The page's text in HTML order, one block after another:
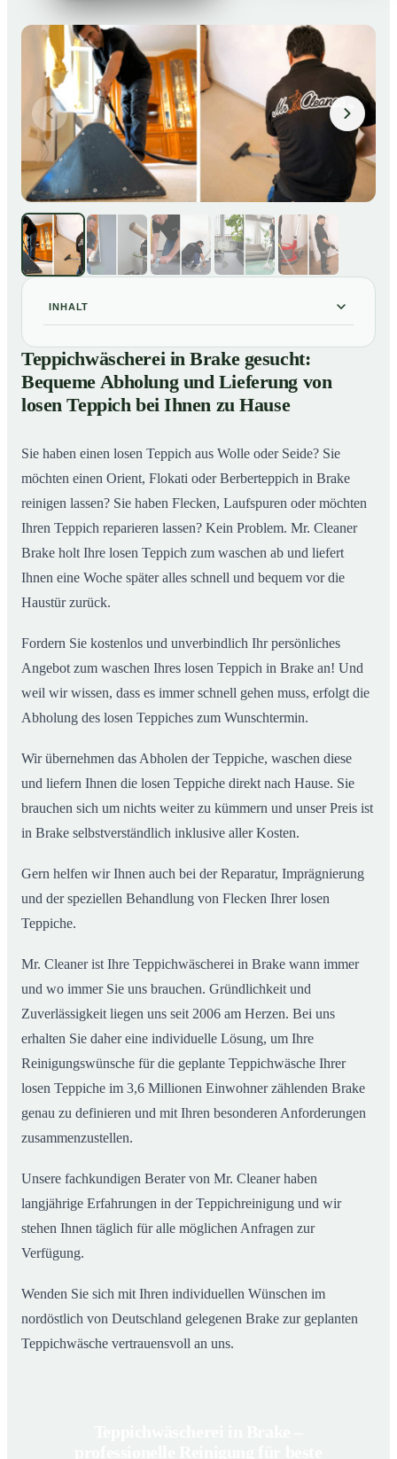
INHALT
01Teppichwäscherei in Brake gesucht: Bequeme
Abholung und Lieferung von losen Teppich bei Ihnen
zu Hause
02 Einblick in unsere Teppichwäscherei in Brake
Teppichwäscherei in Brake gesucht:
Bequeme Abholung und Lieferung von
losen Teppich bei Ihnen zu Hause
Sie haben einen losen Teppich aus Wolle oder Seide? Sie
möchten einen Orient, Flokati oder Berberteppich in Brake
reinigen lassen? Sie haben Flecken, Laufspuren oder möchten
Ihren Teppich reparieren lassen? Kein Problem. Mr. Cleaner
Brake holt Ihre losen Teppich zum waschen ab und liefert
Ihnen eine Woche später alles schnell und bequem vor die
Haustür zurück.
Fordern Sie kostenlos und unverbindlich Ihr persönliches
Angebot zum waschen Ihres losen Teppich in Brake an! Und
weil wir wissen, dass es immer schnell gehen muss, erfolgt die
Abholung des losen Teppiches zum Wunschtermin.
Wir übernehmen das Abholen der Teppiche, waschen diese
und liefern Ihnen die losen Teppiche direkt nach Hause. Sie
brauchen sich um nichts weiter zu kümmern und unser Preis ist
in Brake selbstverständlich inklusive aller Kosten.
Gern helfen wir Ihnen auch bei der Reparatur, Imprägnierung
und der speziellen Behandlung von Flecken Ihrer losen
Teppiche.
Mr. Cleaner ist Ihre Teppichwäscherei in Brake wann immer
und wo immer Sie uns brauchen. Gründlichkeit und
Zuverlässigkeit liegen uns seit 2006 am Herzen. Bei uns
erhalten Sie daher eine individuelle Lösung, um Ihre
Reinigungswünsche für die geplante Teppichwäsche Ihrer
losen Teppiche im 3,6 Millionen Einwohner zählenden Brake
genau zu definieren und mit Ihren besonderen Anforderungen
zusammenzustellen.
Unsere fachkundigen Berater von Mr. Cleaner haben
langjährige Erfahrungen in der Teppichreinigung und wir
stehen Ihnen täglich für alle möglichen Anfragen zur
Verfügung.
Wenden Sie sich mit Ihren individuellen Wünschen im
nordöstlich von Deutschland gelegenen Brake zur geplanten
Teppichwäsche vertrauensvoll an uns.